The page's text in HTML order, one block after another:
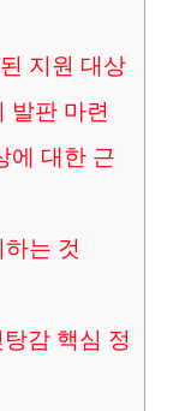
지원 대상
발판 마련
에 대한 근
는 것
감 핵심 정